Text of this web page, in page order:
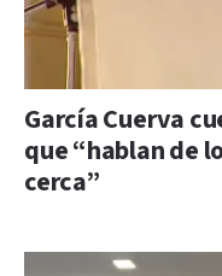
García Cuerva
que “hablan de
cerca”